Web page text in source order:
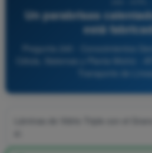
Un parabrisas
está
Pregunta 240 - Conocimientos